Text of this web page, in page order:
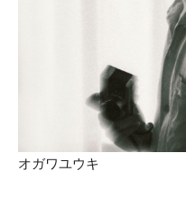
オガワユウキ